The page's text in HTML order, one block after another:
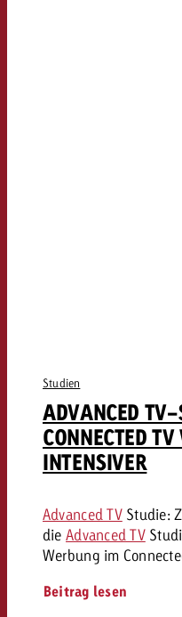
Studien
ADVANCED
CONNECTED
INTENSIVER
Advanced TVStudie:
dieAdvanced TV
Werbung im
Beitrag lesen